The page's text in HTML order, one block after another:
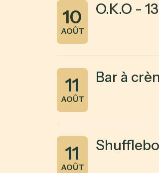
10
AOÛT
O.K.O -
11
AOÛT
Bar à
11
AOÛT